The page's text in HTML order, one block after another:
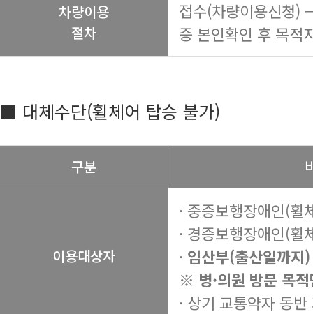
차량이용
절차
접수(차량이용신청)
증 본인확인 후 목
■ 대체수단(휠체어 탑승 불가)
구분
이용대상자
· 중증보행장애인(휠
· 경증보행장애인(휠
· 임산부(출산일까지)
※ 병·의원 방문 목
· 상기 교통약자 동